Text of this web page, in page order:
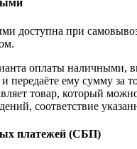
доступна при
оплаты наличными,
передаёте ему сумму за
товар, который
соответствие
платежей (СБП)